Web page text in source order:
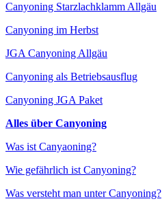
Canyoning Starzlachklamm Allgäu
Canyoning im Herbst
JGA Canyoning Allgäu
Canyoning als Betriebsausflug
Canyoning JGA Paket
Alles über Canyoning
Was ist Canyaoning?
Wie gefährlich ist Canyoning?
Was versteht man unter Canyoning?